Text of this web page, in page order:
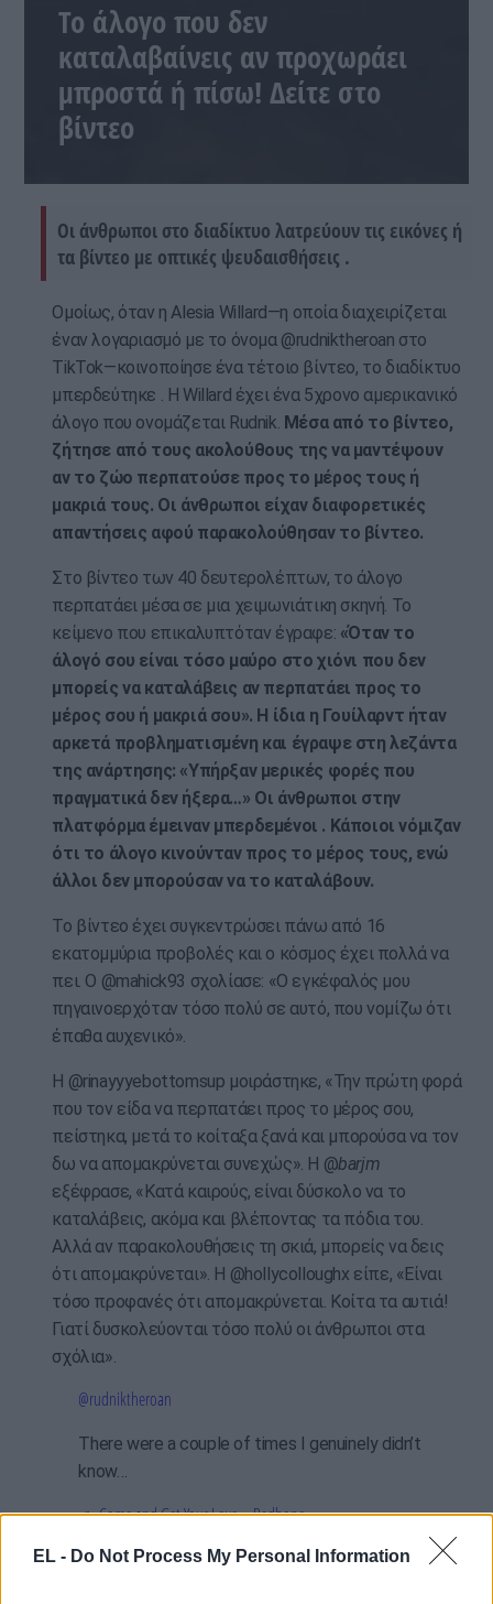
EL - Do Not Process My Personal Information
Το άλογο που δεν
καταλαβαίνεις αν προχωράει
μπροστά ή πίσω! Δείτε στο
βίντεο
Οι άνθρωποι στο διαδίκτυο λατρεύουν τις εικόνες ή
τα βίντεο με οπτικές ψευδαισθήσεις .
Ομοίως, όταν η Alesia Willard—η οποία διαχειρίζεται
έναν λογαριασμό με το όνομα @rudniktheroan στο
TikTok—κοινοποίησε ένα τέτοιο βίντεο, το διαδίκτυο
μπερδεύτηκε . Η Willard έχει ένα 5χρονο αμερικανικό
άλογο που ονομάζεται Rudnik. Μέσα από το βίντεο,
ζήτησε από τους ακολούθους της να μαντέψουν
αν το ζώο περπατούσε προς το μέρος τους ή
μακριά τους. Οι άνθρωποι είχαν διαφορετικές
απαντήσεις αφού παρακολούθησαν το βίντεο.
Στο βίντεο των 40 δευτερολέπτων, το άλογο
περπατάει μέσα σε μια χειμωνιάτικη σκηνή. Το
κείμενο που επικαλυπτόταν έγραφε: «Όταν το
άλογό σου είναι τόσο μαύρο στο χιόνι που δεν
μπορείς να καταλάβεις αν περπατάει προς το
μέρος σου ή μακριά σου». Η ίδια η Γουίλαρντ ήταν
αρκετά προβληματισμένη και έγραψε στη λεζάντα
της ανάρτησης: «Υπήρξαν μερικές φορές που
πραγματικά δεν ήξερα…» Οι άνθρωποι στην
πλατφόρμα έμειναν μπερδεμένοι . Κάποιοι νόμιζαν
ότι το άλογο κινούνταν προς το μέρος τους, ενώ
άλλοι δεν μπορούσαν να το καταλάβουν.
Το βίντεο έχει συγκεντρώσει πάνω από 16
εκατομμύρια προβολές και ο κόσμος έχει πολλά να
πει. Ο @mahick93 σχολίασε: «Ο εγκέφαλός μου
πηγαινοερχόταν τόσο πολύ σε αυτό, που νομίζω ότι
έπαθα αυχενικό».
Η @rinayyyebottomsup μοιράστηκε, «Την πρώτη φορά
που τον είδα να περπατάει προς το μέρος σου,
πείστηκα, μετά το κοίταξα ξανά και μπορούσα να τον
δω να απομακρύνεται συνεχώς». Η @barjm
εξέφρασε, «Κατά καιρούς, είναι δύσκολο να το
καταλάβεις, ακόμα και βλέποντας τα πόδια του.
Αλλά αν παρακολουθήσεις τη σκιά, μπορείς να δεις
ότι απομακρύνεται». Η @hollycolloughx είπε, «Είναι
τόσο προφανές ότι απομακρύνεται. Κοίτα τα αυτιά!
Γιατί δυσκολεύονται τόσο πολύ οι άνθρωποι στα
σχόλια».
@rudniktheroan
There were a couple of times I genuinely didn’t
know…
♬ Come and Get Your Love – Redbone
photo: pixabay